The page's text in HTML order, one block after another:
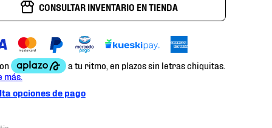
CONSULTAR INVENTARIO EN TIENDA
opciones de pago